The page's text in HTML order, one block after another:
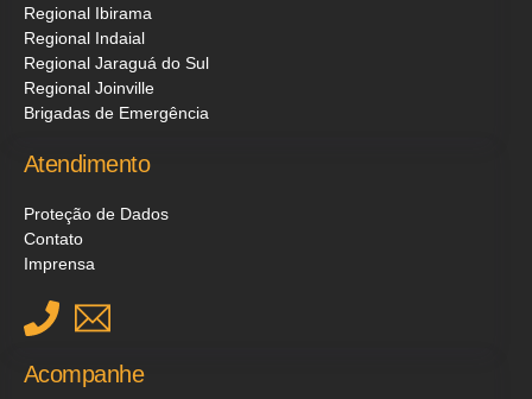
Regional Ibirama
Regional Indaial
Regional Jaraguá do Sul
Regional Joinville
Brigadas de Emergência
Atendimento
Proteção de Dados
Contato
Imprensa
Acompanhe